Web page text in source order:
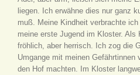
liegen. Ich erwähne dies nur ganz
muß. Meine Kindheit verbrachte
meine erste Jugend im Kloster. Als
fröhlich, aber herrisch. Ich zog die
Umgange mit meinen Gefährtinnen
den Hof machten. Im Kloster